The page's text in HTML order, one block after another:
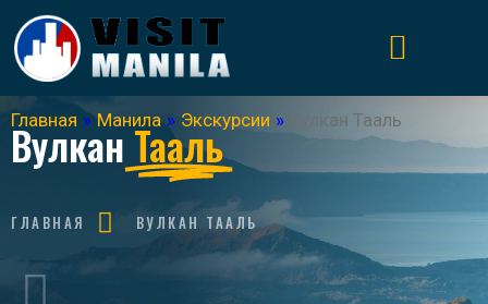
Главная » Манила » Экскурсии » Вулкан Тааль
ВулканТааль
ГЛАВНАЯ ВУЛКАН ТААЛЬ